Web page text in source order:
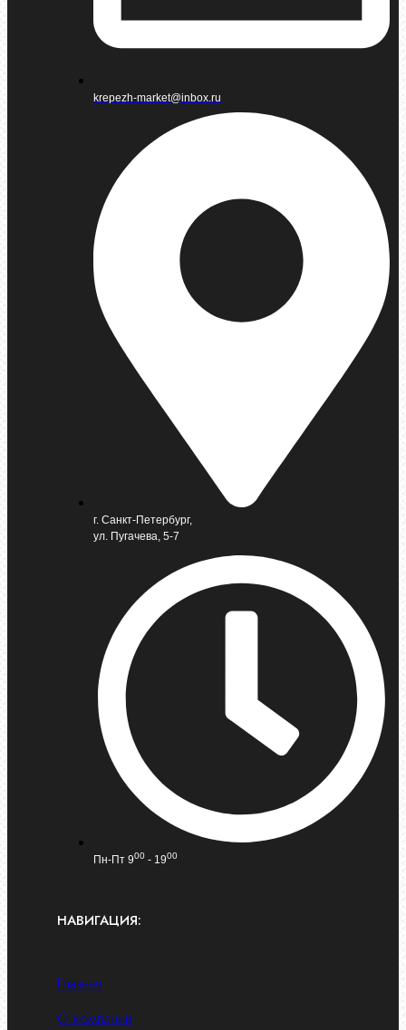
krepezh-market@inbox.ru
г. Санкт-Петербург,
ул. Пугачева, 5-7
Пн-Пт 900 - 1900
НАВИГАЦИЯ:
Главная
О компании